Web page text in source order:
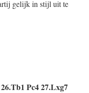
gelijk in stijl uit te
Pc4 27.Lxg7